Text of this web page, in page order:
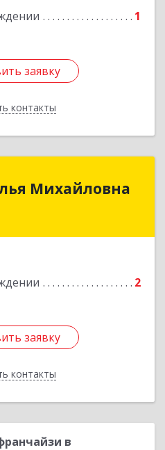
1
заявку
контакты
заявку
Михайловна
2
заявку
контакты
Михайловна
заявку
в